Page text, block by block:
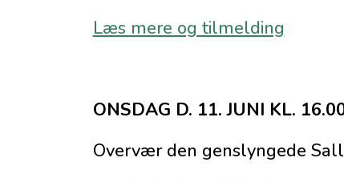
Læs mere og tilmelding
ONSDAG D. 11. JUNI KL.
Overvær den genslyngede